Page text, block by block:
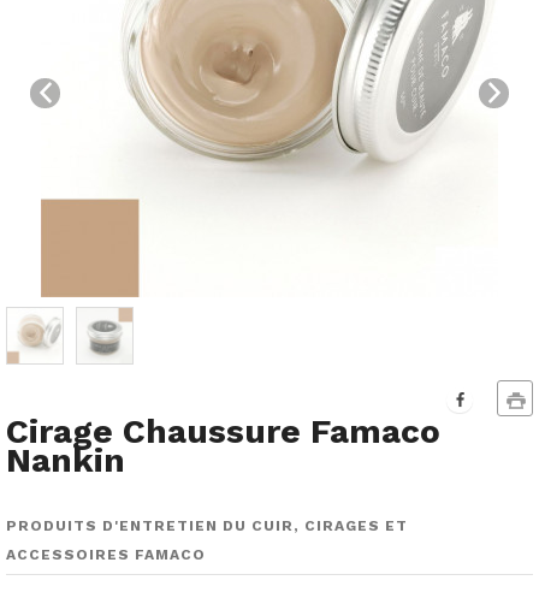
Cirage Chaussure Famaco
Nankin
PRODUITS D'ENTRETIEN DU CUIR, CIRAGES ET
ACCESSOIRES FAMACO